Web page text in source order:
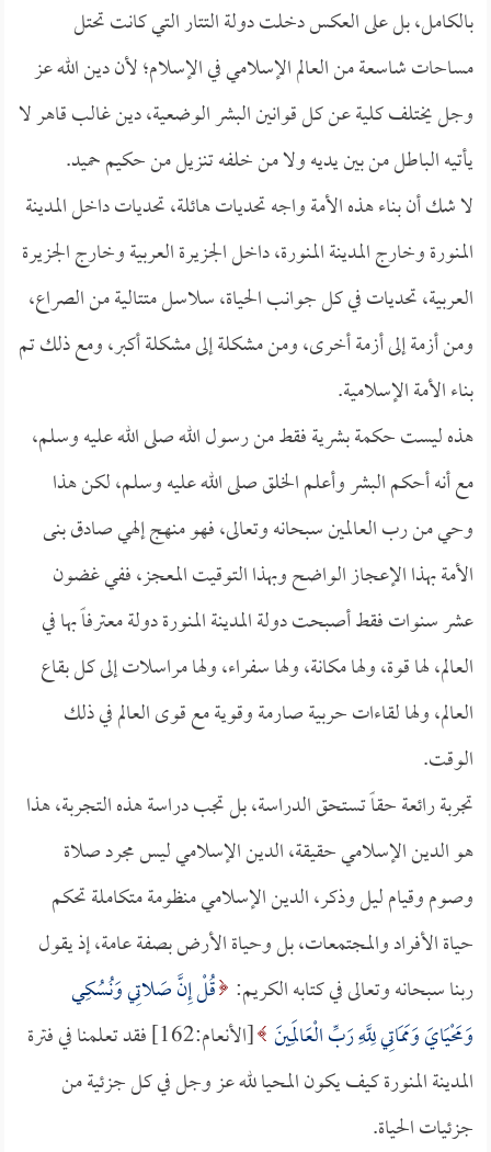
بالكامل، بل على العكس دخلت دولة التتار التي كانت تحتل
مساحات شاسعة من العالم الإسلامي في الإسلام؛ لأن دين الله عز
وجل يختلف كلية عن كل قوانين البشر الوضعية، دين غالب قاهر لا
يأتيه الباطل من بين يديه ولا من خلفه تنزيل من حكيم حميد.
لا شك أن بناء هذه الأمة واجه تحديات هائلة، تحديات داخل المدينة
المنورة وخارج المدينة المنورة، داخل الجزيرة العربية وخارج الجزيرة
العربية، تحديات في كل جوانب الحياة، سلاسل متتالية من الصراع،
ومن أزمة إلى أزمة أخرى، ومن مشكلة إلى مشكلة أكبر، ومع ذلك تم
بناء الأمة الإسلامية.
هذه ليست حكمة بشرية فقط من رسول الله صلى الله عليه وسلم،
مع أنه أحكم البشر وأعلم الخلق صلى الله عليه وسلم، لكن هذا
وحي من رب العالمين سبحانه وتعالى، فهو منهج إلهي صادق بنى
الأمة بهذا الإعجاز الواضح وبهذا التوقيت المعجز، ففي غضون
عشر سنوات فقط أصبحت دولة المدينة المنورة دولة معترفاً بها في
العالم، لها قوة، ولها مكانة، ولها سفراء، ولها مراسلات إلى كل بقاع
العالم، ولها لقاءات حربية صارمة وقوية مع قوى العالم في ذلك
الوقت.
تجربة رائعة حقاً تستحق الدراسة، بل تجب دراسة هذه التجربة، هذا
هو الدين الإسلامي حقيقة، الدين الإسلامي ليس مجرد صلاة
وصوم وقيام ليل وذكر، الدين الإسلامي منظومة متكاملة تحكم
حياة الأفراد والمجتمعات، بل وحياة الأرض بصفة عامة، إذ يقول
ربنا سبحانه وتعالى في كتابه الكريم: قُلْ إِنَّ صَلاتِي وَنُسُكِي
وَمَحْيَايَ وَمَمَاتِي لِلَّهِ رَبِّ الْعَالَمِينَ
[الأنعام:162] فقد تعلمنا في فترة
المدينة المنورة كيف يكون المحيا لله عز وجل في كل جزئية من
جزئيات الحياة.